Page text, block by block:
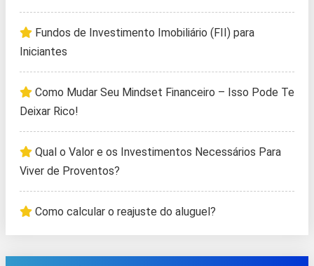
Fundos de Investimento Imobiliário (FII) para
Iniciantes
Como Mudar Seu Mindset Financeiro – Isso Pode Te
Deixar Rico!
Qual o Valor e os Investimentos Necessários Para
Viver de Proventos?
Como calcular o reajuste do aluguel?